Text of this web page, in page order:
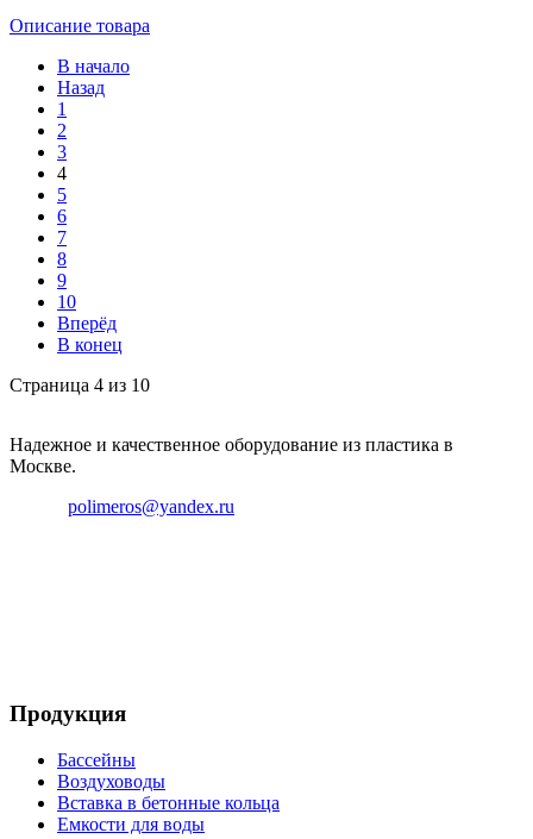
Описание товара
В начало
Назад
1
2
3
4
5
6
7
8
9
10
Вперёд
В конец
Страница 4 из 10
Надежное и качественное оборудование из пластика в
Москве.
polimeros@yandex.ru
Продукция
Бассейны
Воздуховоды
Вставка в бетонные кольца
Емкости для воды